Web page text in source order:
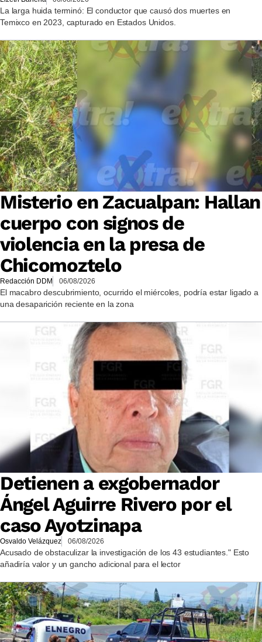
La larga huida terminó: El conductor que causó dos muertes en
Temixco en 2023, capturado en Estados Unidos.
Misterio en Zacualpan: Hallan
cuerpo con signos de
violencia en la presa de
Chicomoztelo
Redacción DDM 06/08/2026
El macabro descubrimiento, ocurrido el miércoles, podría estar ligado a
una desaparición reciente en la zona
Detienen a exgobernador
Ángel Aguirre Rivero por el
caso Ayotzinapa
Osvaldo Velázquez 06/08/2026
Acusado de obstaculizar la investigación de los 43 estudiantes." Esto
añadiría valor y un gancho adicional para el lector